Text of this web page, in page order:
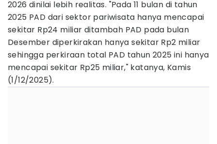
2026 dinilai lebih realitas. ‎"Pada 11 bulan di tahun
2025 PAD dari sektor pariwisata hanya mencapai
sekitar Rp24 miliar ditambah PAD pada bulan
Desember diperkirakan hanya sekitar Rp2 miliar
sehingga perkiraan total PAD tahun 2025 ini hanya
mencapai sekitar Rp25 miliar," katanya, Kamis
(1/12/2025).